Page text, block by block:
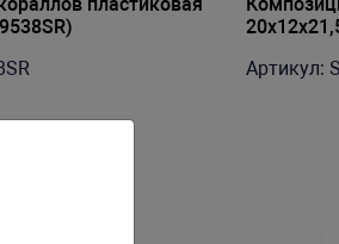
Артикул: